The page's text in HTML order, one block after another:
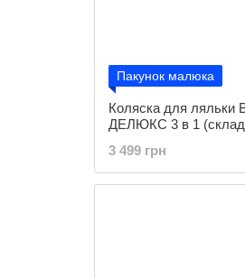
Пакунок малюка
Коляска для ляльки
ДЕЛЮКС 3 в 1
3 499 грн